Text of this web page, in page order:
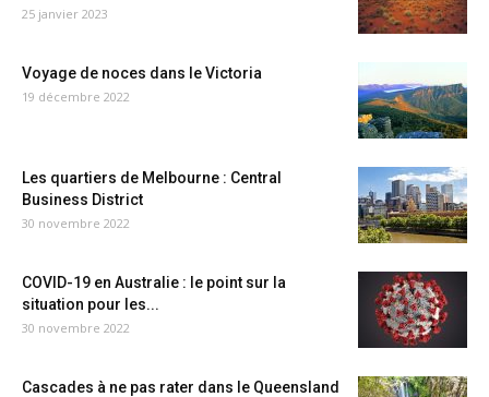
25 janvier 2023
Voyage de noces dans le Victoria
19 décembre 2022
Les quartiers de Melbourne : Central
Business District
30 novembre 2022
COVID-19 en Australie : le point sur la
situation pour les...
30 novembre 2022
Cascades à ne pas rater dans le Queensland